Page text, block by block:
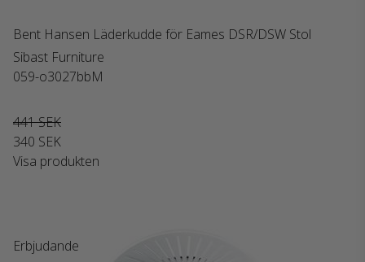
Bent Hansen Läderkudde för Eames DSR/DSW Stol
Sibast Furniture
059-o3027bbM
441 SEK
340 SEK
Visa produkten
Erbjudande